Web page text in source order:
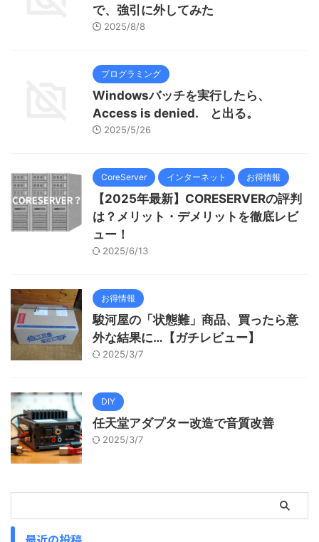
で、強引に外してみた
2025/8/8
プログラミング
Windowsバッチを実行したら、
Access is denied. と出る。
2025/5/26
CoreServer インターネット お得情報
【2025年最新】CORESERVERの評判
は？メリット・デメリットを徹底レビ
ュー！
2025/6/13
お得情報
駿河屋の「状態難」商品、買ったら意
外な結果に…【ガチレビュー】
2025/3/7
DIY
任天堂アダプター改造で音質改善
2025/3/7